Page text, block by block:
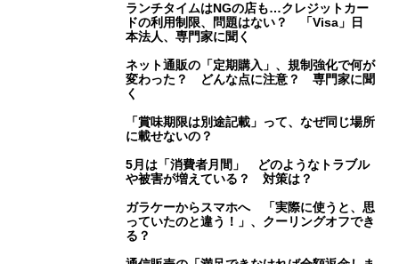
ランチタイムはNGの店も…クレジットカー
ドの利用制限、問題はない？ 「Visa」日
本法人、専門家に聞く
ネット通販の「定期購入」、規制強化で何が
変わった？ どんな点に注意？ 専門家に聞
く
「賞味期限は別途記載」って、なぜ同じ場所
に載せないの？
5月は「消費者月間」 どのようなトラブル
や被害が増えている？ 対策は？
ガラケーからスマホへ 「実際に使うと、思
っていたのと違う！」、クーリングオフでき
る？